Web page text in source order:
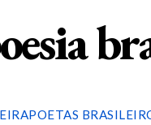
POETAS